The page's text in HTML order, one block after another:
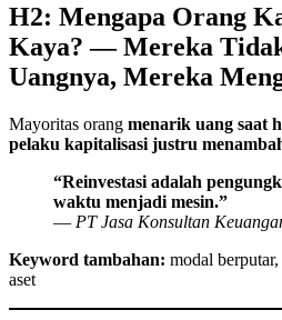
H2: Mengapa Orang
Kaya? — Mereka
Uangnya, Mereka
Mayoritas orang menarik uang saat
pelaku kapitalisasi justru
“Reinvestasi adalah
waktu menjadi mesin.”
— PT Jasa Konsultan
Keyword tambahan: modal
aset